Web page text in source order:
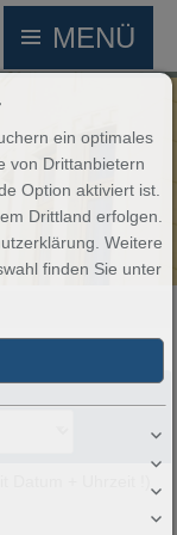
MENÜ
Datum + Uhrzeit !)
ein optimales
von Drittanbietern
Option aktiviert ist.
Drittland erfolgen.
Weitere
finden Sie unter